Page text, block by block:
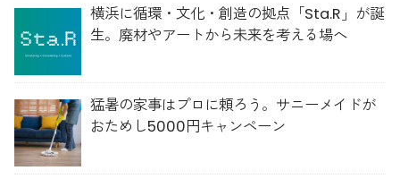
横浜に循環・文化・創造の拠点「Sta.R」が誕
生。廃材やアートから未来を考える場へ
猛暑の家事はプロに頼ろう。サニーメイドが
おためし5000円キャンペーン